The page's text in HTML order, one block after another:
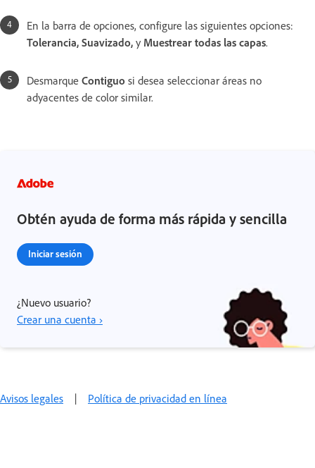
En la barra de opciones, configure las siguientes opciones:
Tolerancia, Suavizado, y Muestrear todas las capas.
Desmarque Contiguo si desea seleccionar áreas no
adyacentes de color similar.
Obtén ayuda de forma más rápida y sencilla
Iniciar sesión
¿Nuevo usuario?
Crear una cuenta ›
Avisos legales | Política de privacidad en línea